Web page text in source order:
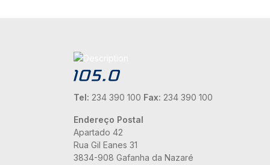
Tel: 234 390 100 Fax: 234 390 100
Endereço Postal
Apartado 42
Rua Gil Eanes 31
3834-908 Gafanha da Nazaré